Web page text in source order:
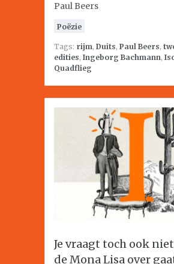
Paul Beers
Poëzie
Tags: rijm, Duits, Paul Beers,
edities, Ingeborg Bachmann,
Quadflieg
Je vraagt toch ook
de Mona Lisa over